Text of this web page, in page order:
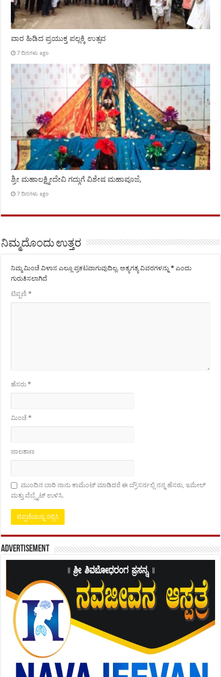
ವಾರ ಹಿಡಿದ ಪ್ರಯುಕ್ತ ಪಲ್ಲಕ್ಕಿ ಉತ್ಸವ
7 ದಿನಗಳು ago
ಶ್ರೀ ಮಹಾಲಕ್ಷ್ಮೀದೇವಿ ಗದ್ಗುಗೆ ವಿಶೇಷ ಮಹಾಪೂಜೆ,
7 ದಿನಗಳು ago
ನಿಮ್ಮದೊಂದು ಉತ್ತರ
ನಿಮ್ಮ ಮಿಂಚೆ ವಿಳಾಸ ಎಲ್ಲೂ ಪ್ರಕಟವಾಗುವುದಿಲ್ಲ. ಅತ್ಯಗತ್ಯ ವಿವರಗಳನ್ನು* ಎಂದು
ಗುರುತಿಸಲಾಗಿದೆ
ಟಿಪ್ಪಣಿ*
ಹೆಸರು*
ಮಿಂಚೆ*
ಜಾಲತಾಣ
ಮುಂದಿನ ಬಾರಿ ನಾನು ಕಾಮೆಂಟ್ ಮಾಡಿದರೆ ಈ ಬ್ರೌಸರ್ನಲ್ಲಿ ನನ್ನ ಹೆಸರು, ಇಮೇಲ್
ಮತ್ತು ವೆಬ್ಸೈಟ್ ಉಳಿಸಿ.
Advertisement